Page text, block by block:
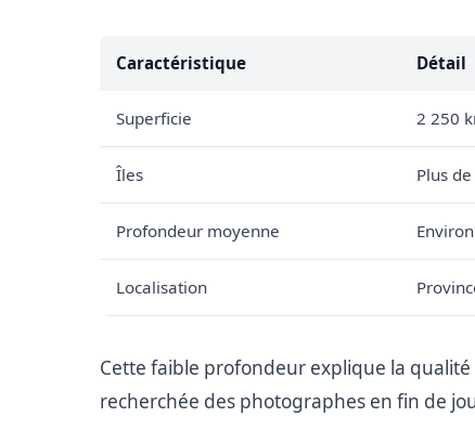
Caractéristique Détail
Superficie 2 250
Îles Plus
Profondeur moyenne
Localisation
Cette faible profondeur explique la
recherchée des photographes en fin de